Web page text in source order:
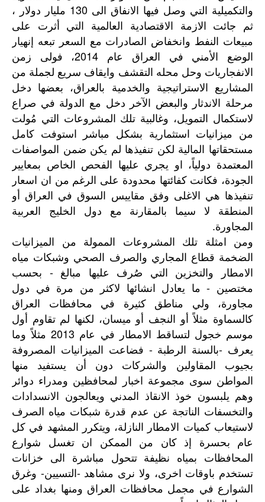
والتكميلية التي وصل فيها الانفاق الى 130 مليار دولار ،
ثم جائت الازمة الاقتصادية العالمية التي أثرت على
مبيعات النفط وانخفاض الصادرات مع السعر تبعه إنهيار
الوضع الأمني في العراق عام 2014، فولى زمن
الانفجاريات وحل محله التقشف وايقاف سريع لجملة من
المشاريع الاستراتيجية والخدمية بالعراق، بعضها دخل
مرحلة الاندثار والبعض الآخر دخل مع الدولة في صراع
لاستكمال التمويل، وغالبية تلك المشروعات التي مُولت
من ميزانيات استثمارية بشكل مباشر استوفت كامل
مستحقاتها المالية لكن تنفيذها لم يكن ضمن المواصفات
المعتمدة دولياً، او يجري عليها الفحص الخاص بمعايير
الجودة، فكانت كفائتها محدودة على الرغم من ان اسعار
تنفيذها هي الاغلى وفق مقاييس السوق في العراق أو
المنطقة لا سيما بالمقارنة مع دول الخليج العربية
المجاورة.
ومن امثلة تلك المشروعات الممولة من الميزانيات
الضخمة قطاع المجاري والصرف الصحي وشبكات مياه
الامطار والتخزين التي صُرف عليها مبالغ - بحسب
مختصين - ما يعادل انشائها لاكثر من مرة في دول
مجاورة، ولي مناطق كثيرة في محافظات العراق
كالسماوة مثلاً أو النجف أو ميسان، لكنها لم تقاوم أول
موسم خجول لتساقط الامطار في عام 2013 مثلاً وما
يعرف -بالسنة الرطبة - فضاعت الميزانيات المصروفة
بجيوب المقاولين والشركات دون أن يستفيد منها
المواطن سوى مجموعة اخبار لمحافظين ومدراء دوائر
وهم يلبسون خوذ الانقاذ المدني ويعالجون الانسدادات
والتخسفات الناتجة عن عدم قدرة شبكات مياه الصرف
لاستيعاب كميات الامطار النازلة، ويتكرر المشهد في كل
عام بحسرة إذ كان من الممكن ان تغسل شوارع
المحافظات بمياه نظيفة تتحول مباشرة الى خزانات
تستخدم باوقات اخرى، ولا نرى مشاهد -التسيين- وغرق
الشوارع في مجمل محافظات العراق ومنها بغداد على